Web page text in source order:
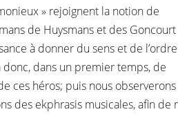
» rejoignent la notion de
de Huysmans et des Goncourt
à donner du sens et de
dans un premier temps, de
ces héros; puis nous
des ekphrasis musicales, afin